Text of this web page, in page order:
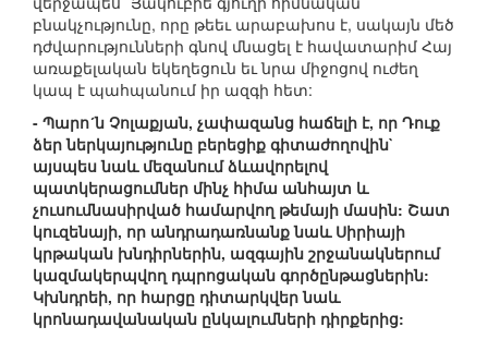
բնակչությունը, որը թեեւ արաբախոս է, սակայն մեծ
դժվարությունների գնով մնացել է հավատարիմ Հայ
առաքելական եկեղեցուն եւ նրա միջոցով ուժեղ
կապ է պահպանում իր ազգի հետ:
- Պարո´ն Չոլաքյան, չափազանց հաճելի է, որ Դուք
ձեր ներկայությունը բերեցիք գիտաժողովին`
այսպես նաև մեզանում ձևավորելով
պատկերացումներ մինչ հիմա անհայտ և
չուսումնասիրված համարվող թեմայի մասին: Շատ
կուզենայի, որ անդրադառնանք նաև Սիրիայի
կրթական խնդիրներին, ազգային շրջանակներում
կազմակերպվող դպրոցական գործընթացներին:
Կխնդրեի, որ հարցը դիտարկվեր նաև
կրոնադավանական ընկալումների դիրքերից: